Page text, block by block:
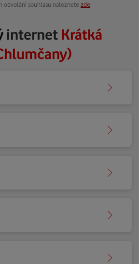
odvolání souhlasu naleznete zde
internet Krátká